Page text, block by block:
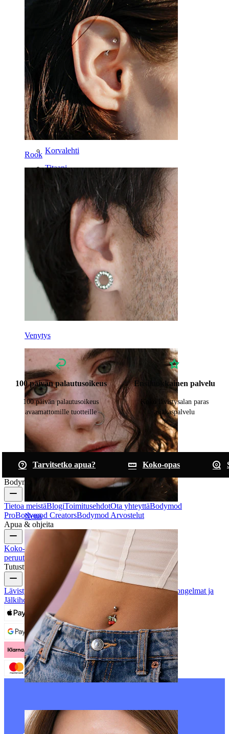
Rook
Venytys
Nenä
Barbelli
Rook
Daith
Hevosenkenkä
Rengas
Välineet
Bananabelli
Korvalehti
Titaani
100 päivän palautusoikeus
100 päivän palautusoikeus
avaamattomille tuotteille
Ensiluokkainen palvelu
Koko lävistysalan paras
asiakaspalvelu
Tarvitsetko apua? Koko-opas
Bodymod
Tietoa meistäBlogiToimitusehdotOta yhteyttäBodymod
ProBodymod CreatorsBodymod Arvostelut
Apua & ohjeita
Koko-opas Seuraa lähetystäsi Toimitus
Palautukset &
peruutukset
Oma tiliBodymod asiakaspalvelu
Tutustu
Lävistystyypit Lävistyskorumateriaalit
Yleiset Lävistysongelmat ja
Jälkihoito